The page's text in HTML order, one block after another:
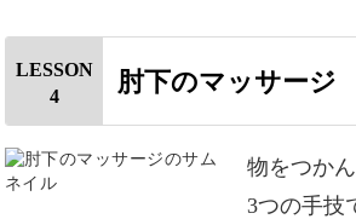
一度覚えてしまえば、日々のセル
血流改善に特化した、短時間でで
使用道具
足裏をほぐす
足裏のツボを押す
指の間と足の甲をほぐす
LESSON
4
肘下のマッサージ
物をつか
3つの手技